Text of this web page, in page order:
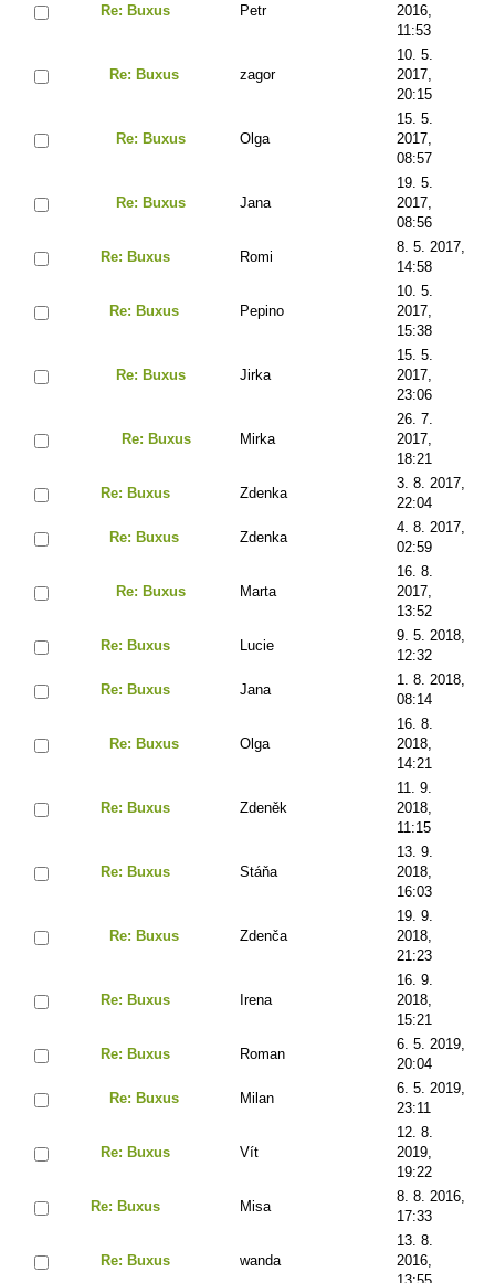
Re: Buxus Petr
2016,
11:53
Re: Buxus zagor
10. 5.
2017,
20:15
Re: Buxus Olga
15. 5.
2017,
08:57
Re: Buxus Jana
19. 5.
2017,
08:56
Re: Buxus Romi
8. 5. 2017,
14:58
Re: Buxus Pepino
10. 5.
2017,
15:38
Re: Buxus Jirka
15. 5.
2017,
23:06
Re: Buxus Mirka
26. 7.
2017,
18:21
Re: Buxus Zdenka
3. 8. 2017,
22:04
Re: Buxus Zdenka
4. 8. 2017,
02:59
Re: Buxus Marta
16. 8.
2017,
13:52
Re: Buxus Lucie
9. 5. 2018,
12:32
Re: Buxus Jana
1. 8. 2018,
08:14
Re: Buxus Olga
16. 8.
2018,
14:21
Re: Buxus Zdeněk
11. 9.
2018,
11:15
Re: Buxus Stáňa
13. 9.
2018,
16:03
Re: Buxus Zdenča
19. 9.
2018,
21:23
Re: Buxus Irena
16. 9.
2018,
15:21
Re: Buxus Roman
6. 5. 2019,
20:04
Re: Buxus Milan
6. 5. 2019,
23:11
Re: Buxus Vít
12. 8.
2019,
19:22
Re: Buxus Misa
8. 8. 2016,
17:33
Re: Buxus wanda
13. 8.
2016,